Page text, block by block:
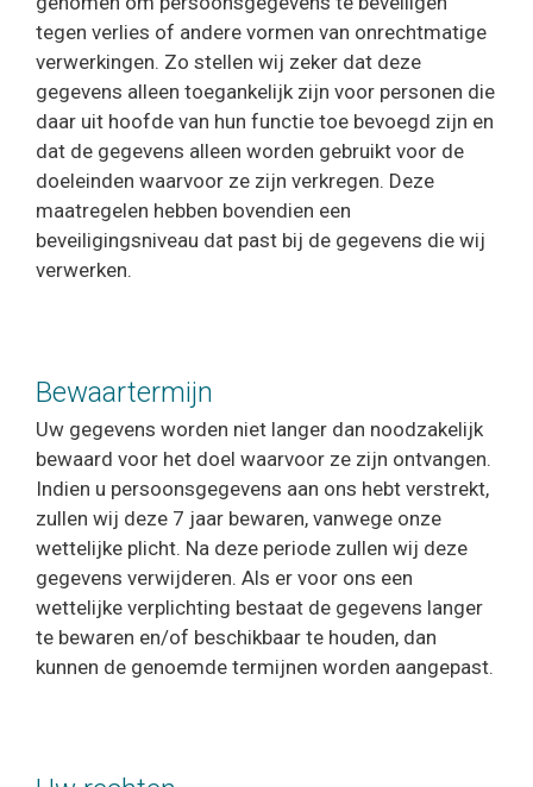
tegen verlies of andere vormen van onrechtmatige
verwerkingen. Zo stellen wij zeker dat deze
gegevens alleen toegankelijk zijn voor personen die
daar uit hoofde van hun functie toe bevoegd zijn en
dat de gegevens alleen worden gebruikt voor de
doeleinden waarvoor ze zijn verkregen. Deze
maatregelen hebben bovendien een
beveiligingsniveau dat past bij de gegevens die wij
verwerken.
Bewaartermijn
Uw gegevens worden niet langer dan noodzakelijk
bewaard voor het doel waarvoor ze zijn ontvangen.
Indien u persoonsgegevens aan ons hebt verstrekt,
zullen wij deze 7 jaar bewaren, vanwege onze
wettelijke plicht. Na deze periode zullen wij deze
gegevens verwijderen. Als er voor ons een
wettelijke verplichting bestaat de gegevens langer
te bewaren en/of beschikbaar te houden, dan
kunnen de genoemde termijnen worden aangepast.